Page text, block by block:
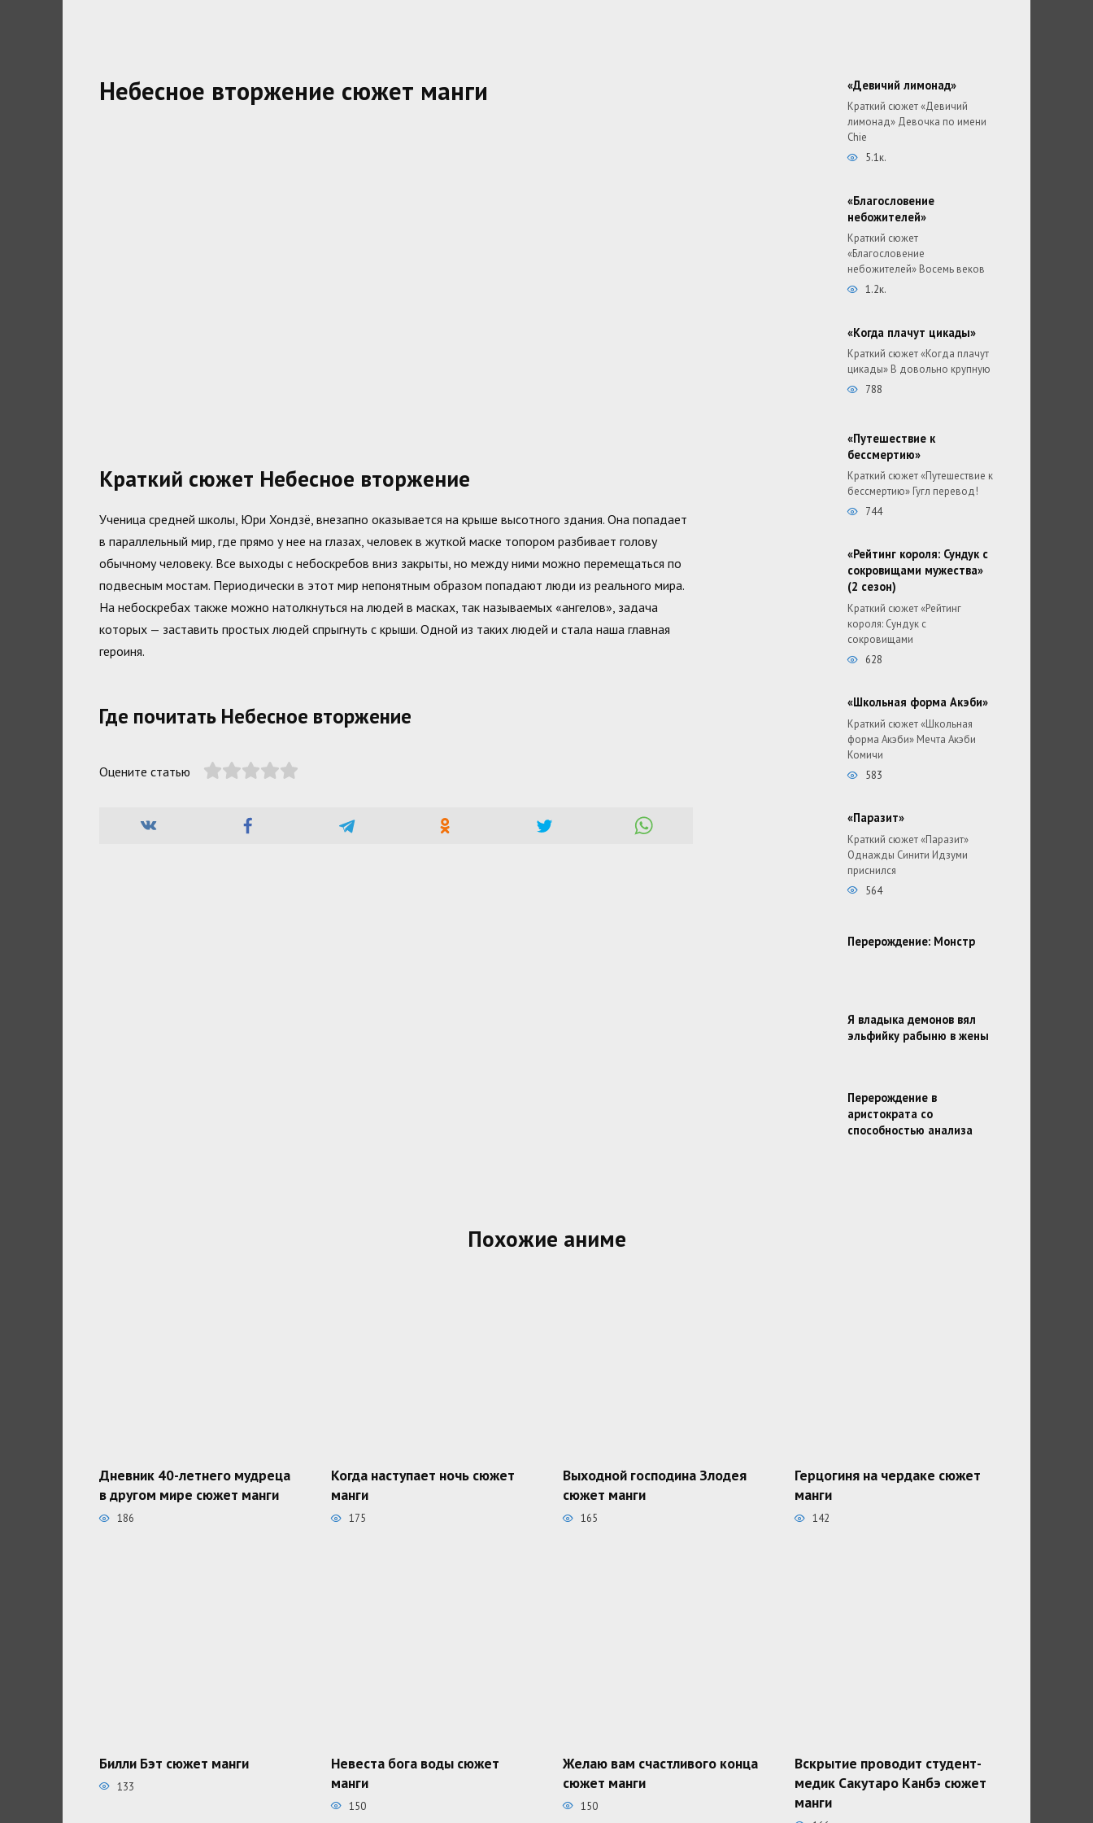
Небесное вторжение сюжет манги
Краткий сюжет Небесное вторжение
Ученица средней школы, Юри Хондзё, внезапно оказывается на крыше высотного здания. Она попадает
в параллельный мир, где прямо у нее на глазах, человек в жуткой маске топором разбивает голову
обычному человеку. Все выходы с небоскребов вниз закрыты, но между ними можно перемещаться по
подвесным мостам. Периодически в этот мир непонятным образом попадают люди из реального мира.
На небоскребах также можно натолкнуться на людей в масках, так называемых «ангелов», задача
которых — заставить простых людей спрыгнуть с крыши. Одной из таких людей и стала наша главная
героиня.
Где почитать Небесное вторжение
Оцените статью
«Девичий лимонад»
Краткий сюжет «Девичий
лимонад» Девочка по имени
Chie
5.1к.
«Благословение
небожителей»
Краткий сюжет
«Благословение
небожителей» Восемь веков
1.2к.
«Когда плачут цикады»
Краткий сюжет «Когда плачут
цикады» В довольно крупную
788
«Путешествие к
бессмертию»
Краткий сюжет «Путешествие к
бессмертию» Гугл перевод!
744
«Рейтинг короля: Сундук с
сокровищами мужества»
(2 сезон)
Краткий сюжет «Рейтинг
короля: Сундук с
сокровищами
628
«Школьная форма Акэби»
Краткий сюжет «Школьная
форма Акэби» Мечта Акэби
Комичи
583
«Паразит»
Краткий сюжет «Паразит»
Однажды Синити Идзуми
приснился
564
Перерождение: Монстр
Я владыка демонов вял
эльфийку рабыню в жены
Перерождение в
аристократа со
способностью анализа
Похожие аниме
Дневник 40-летнего мудреца
в другом мире сюжет манги
186
Когда наступает ночь сюжет
манги
175
Выходной господина Злодея
сюжет манги
165
Герцогиня на чердаке сюжет
манги
142
Билли Бэт сюжет манги
133
Невеста бога воды сюжет
манги
150
Желаю вам счастливого конца
сюжет манги
150
Вскрытие проводит студент-
медик Сакутаро Канбэ сюжет
манги